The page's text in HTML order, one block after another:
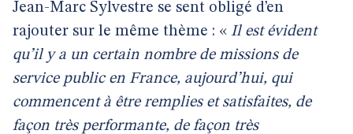
Jean-Marc Sylvestre se sent obligé d’en
rajouter sur le même thème : « Il est évident
qu’il y a un certain nombre de missions de
service public en France, aujourd’hui, qui
commencent à être remplies et satisfaites, de
façon très performante, de façon très